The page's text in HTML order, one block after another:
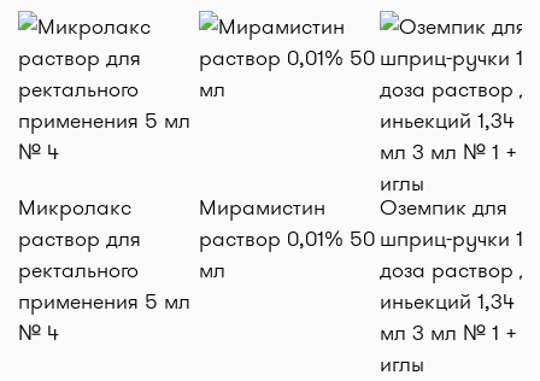
Микролакс
раствор для
ректального
применения 5 мл
№ 4
Мирамистин
раствор 0,01% 50
мл
Оземпик для
шприц-ручки 1
доза раствор
иньекций 1,34
мл 3 мл № 1 + 4
иглы